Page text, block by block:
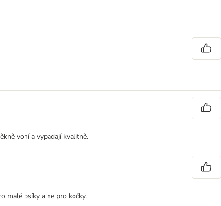
voní a vypadají kvalitně.
malé psíky a ne pro kočky.